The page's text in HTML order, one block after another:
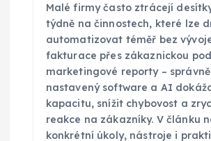
Malé firmy často ztrácejí
týdně na činnostech, které lze
automatizovat téměř bez
fakturace přes zákaznickou
marketingové reporty – správně
nastavený software a AI
kapacitu, snížit chybovost a
reakce na zákazníky. V článku
konkrétní úkoly, nástroje i